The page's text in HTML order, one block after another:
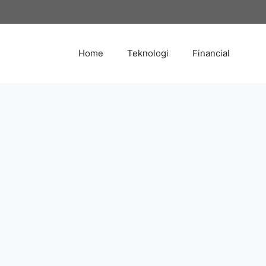
to
Home Teknologi Financial